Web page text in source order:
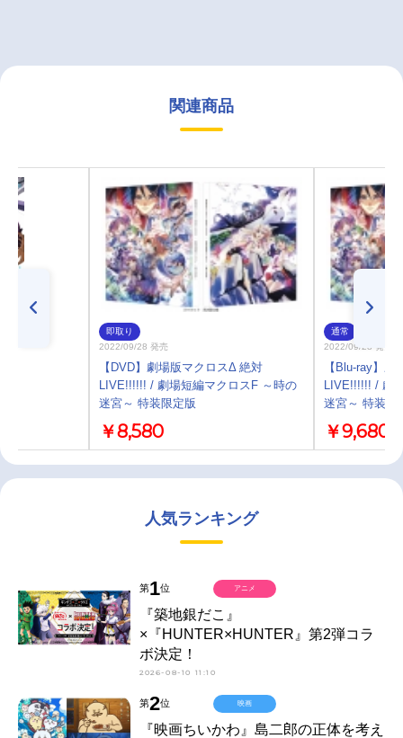
関連商品
即取り
2022/09/28 発売
【DVD】劇場版マクロスΔ 絶対
LIVE!!!!!! / 劇場短編マクロスF ～時の
迷宮～ 特装限定版
￥8,580
通常
2022/09/28 発売
【Blu-ray】
LIVE!!!!!! / 劇
迷宮～ 特装限
￥9,680
人気ランキング
第1位
『築地銀だこ』
×『HUNTER×HUNTER』第2弾コラ
ボ決定！
2026-08-10 11:10
アニメ
第2位
『映画ちいかわ』島二郎の正体を考え
映画